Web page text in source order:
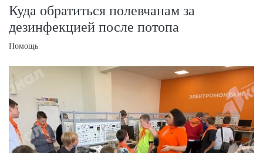
Куда обратиться полевчанам за
дезинфекцией после потопа
Помощь